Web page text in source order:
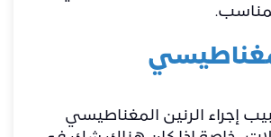
إجراء الرنين المغناطيسي